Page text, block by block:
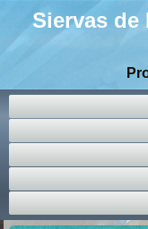
Siervas de